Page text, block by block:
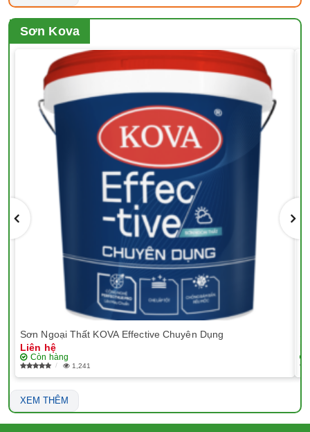
Sơn Kova
Sơn Ngoại Thất KOVA Effective Chuyên Dụng
Liên hệ
Còn hàng
1,241
XEM THÊM